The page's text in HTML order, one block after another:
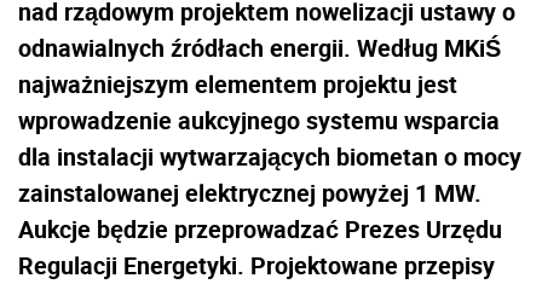
nad rządowym projektem nowelizacji ustawy o
odnawialnych źródłach energii. Według MKiŚ
najważniejszym elementem projektu jest
wprowadzenie aukcyjnego systemu wsparcia
dla instalacji wytwarzających biometan o mocy
zainstalowanej elektrycznej powyżej 1 MW.
Aukcje będzie przeprowadzać Prezes Urzędu
Regulacji Energetyki. Projektowane przepisy